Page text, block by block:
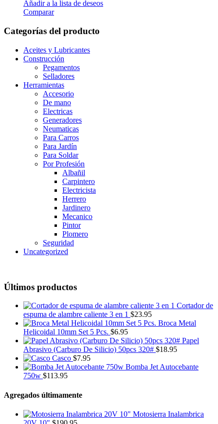
Añadir a la lista de deseos
Comparar
Categorías del producto
Aceites y Lubricantes
Construcción
Pegamentos
Selladores
Herramientas
Accesorio
De mano
Electricas
Generadores
Neumaticas
Para Carros
Para Jardín
Para Soldar
Por Profesión
Albañil
Carpintero
Electricista
Herrero
Jardinero
Mecanico
Pintor
Plomero
Seguridad
Uncategorized
Últimos productos
Cortador de
espuma de alambre caliente 3 en 1 $23.95
Broca Metal
Helicoidal 10mm Set 5 Pcs. $6.95
Papel
Abrasivo (Carburo De Silicio) 50pcs 320# $18.95
Casco $7.95
Bomba Jet Autocebante
750w $113.95
Agregados últimamente
Motosierra Inalambrica